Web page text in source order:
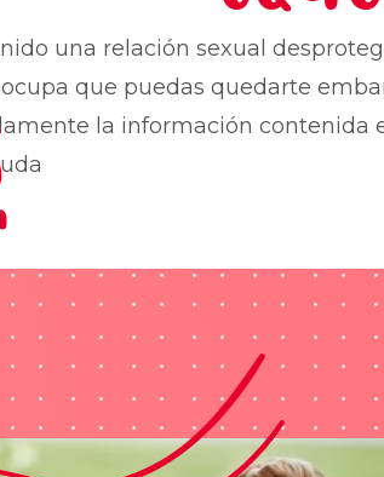
una relación sexual
que puedas quedarte
la información contenida